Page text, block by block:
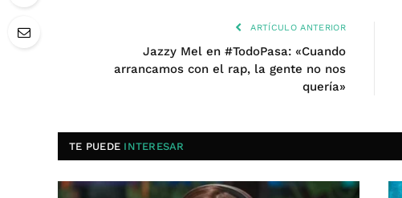
ARTÍCULO ANTERIOR
Jazzy Mel en #TodoPasa: «Cuando
arrancamos con el rap, la gente no nos
quería»
TE PUEDE INTERESAR